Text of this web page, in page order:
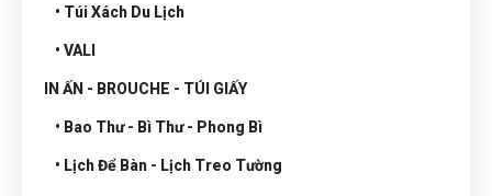
• Túi Xách Du Lịch
• VALI
IN ẤN - BROUCHE - TÚI GIẤY
• Bao Thư - Bì Thư - Phong Bì
• Lịch Để Bàn - Lịch Treo Tường